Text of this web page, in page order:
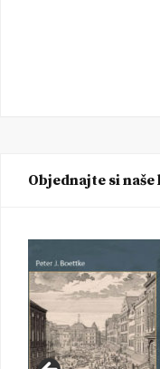
Objednajte si naše